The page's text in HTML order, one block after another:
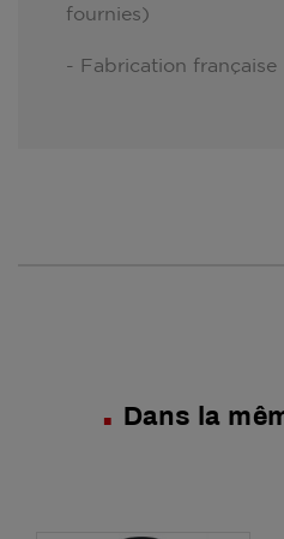
fournies)
- Fabrication française
Dans la